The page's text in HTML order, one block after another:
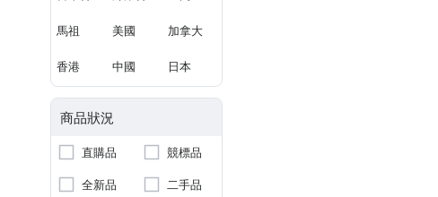
馬祖 美國 加拿大
香港 中國 日本
商品狀況
直購品
競標品
全新品
二手品